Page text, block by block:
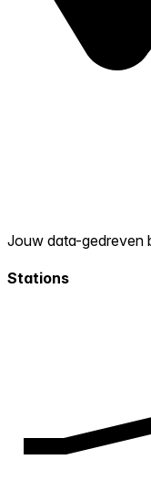
Jouw data-gedreven
Stations